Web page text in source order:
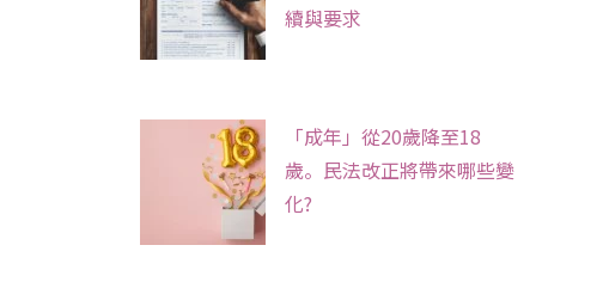
續與要求
「成年」從20歲降至18
歲。民法改正將帶來哪些變
化?